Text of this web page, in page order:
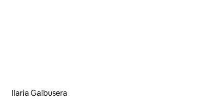
Ilaria Galbusera